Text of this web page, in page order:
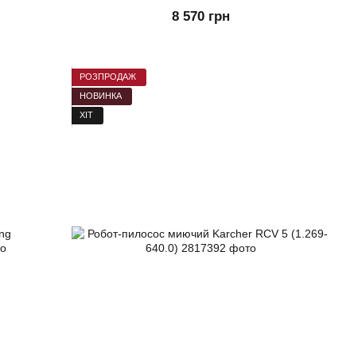
8 570 грн
РОЗПРОДАЖ
НОВИНКА
ХІТ